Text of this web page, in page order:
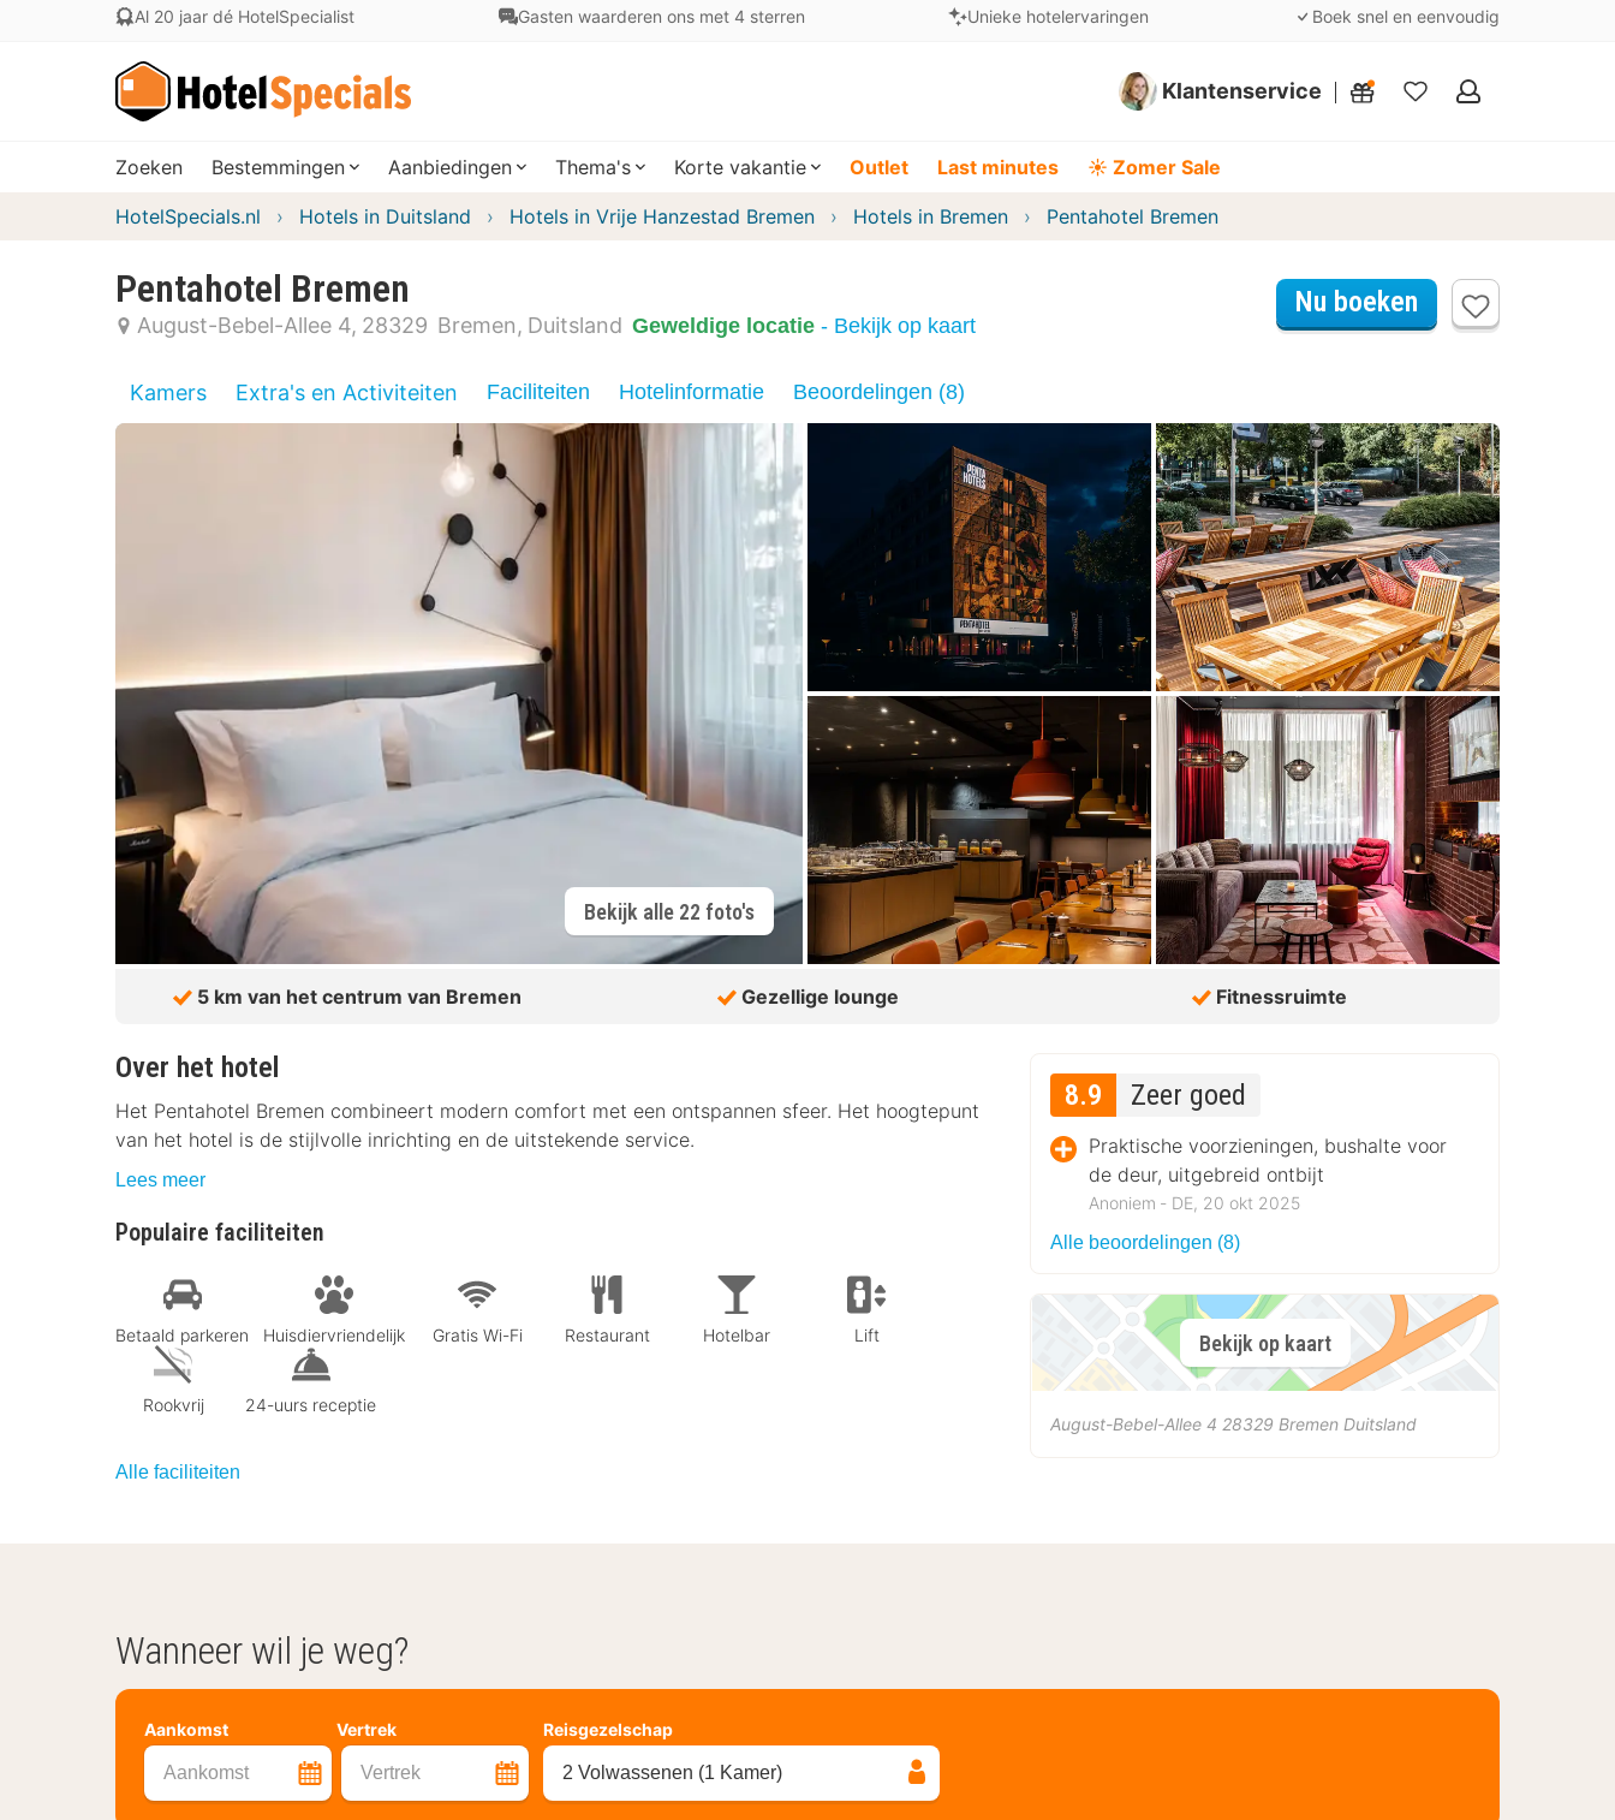
Al 20 jaar dé HotelSpecialist Gasten waarderen ons met 4 sterren Unieke hotelervaringen Boek snel en eenvoudig
Klantenservice
Mijn
Zoeken Bestemmingen Aanbiedingen Thema's Korte vakantie Outlet Last minutes ☀️ Zomer Sale
HotelSpecials.nl Hotels in Duitsland Hotels in Vrije Hanzestad Bremen Hotels in Bremen Pentahotel Bremen
Pentahotel Bremen
August-Bebel-Allee 4 28329 Bremen Duitsland Geweldige locatie - Bekijk op kaart
Nu boeken
Kamers Extra's en Activiteiten Faciliteiten Hotelinformatie Beoordelingen (8)
Bekijk alle 22 foto's
5 km van het centrum van Bremen Gezellige lounge Fitnessruimte
Over het hotel
Het Pentahotel Bremen combineert modern comfort met een ontspannen sfeer. Het hoogtepunt
van het hotel is de stijlvolle inrichting en de uitstekende service.
Lees meer
Populaire faciliteiten
Betaald parkeren Huisdiervriendelijk Gratis Wi-Fi Restaurant Hotelbar Lift
Rookvrij 24-uurs receptie
Alle faciliteiten
8.9 Zeer goed
Praktische voorzieningen, bushalte voor
de deur, uitgebreid ontbijt
Anoniem ‐ DE, 20 okt 2025
Alle beoordelingen (8)
Bekijk op kaart
August-Bebel-Allee 4 28329 Bremen Duitsland
Wanneer wil je weg?
Aankomst Vertrek
Aankomst Vertrek
Reisgezelschap
2 Volwassenen (1 Kamer)